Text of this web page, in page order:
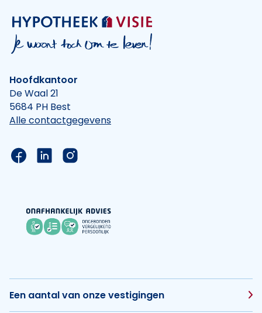
Hoofdkantoor
De Waal 21
5684 PH Best
Alle contactgegevens
Link naar de Facebook pagina van Hypotheek
Link naar de LinkedIn pagina van
Link naar de Instagram pagina van
Een aantal van onze vestigingen